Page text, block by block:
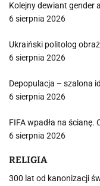
Kolejny dewiant gender
6 sierpnia 2026
Ukraiński politolog
6 sierpnia 2026
Depopulacja – szalona
6 sierpnia 2026
FIFA wpadła na ścianę.
6 sierpnia 2026
RELIGIA
300 lat od kanonizacji